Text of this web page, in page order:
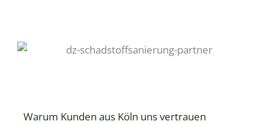
Warum Kunden aus Köln uns vertrauen